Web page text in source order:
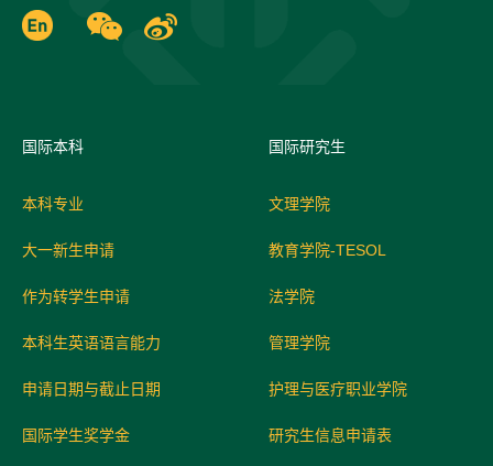
国际本科
本科专业
大一新生申请
作为转学生申请
本科生英语语言能力
申请日期与截止日期
国际学生奖学金
国际研究生
文理学院
教育学院-TESOL
法学院
管理学院
护理与医疗职业学院
研究生信息申请表